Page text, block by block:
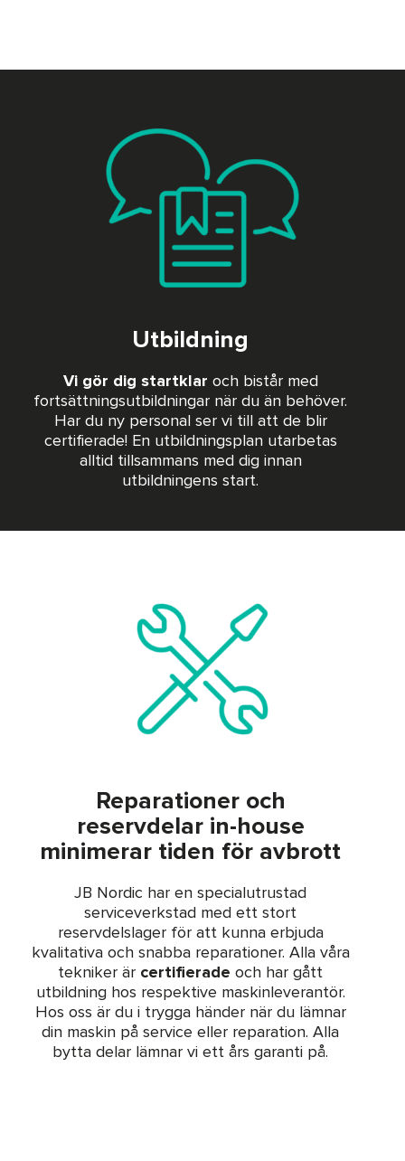
man lämnar in sin maskin till oss. Att få sin
maskin inlämnad, reparerad och returnerad tar
mellan två till sex veckor beroende på
omfattning av problematik.
Utbildning
Vi gör dig startklar och bistår med
fortsättningsutbildningar när du än behöver.
Har du ny personal ser vi till att de blir
certifierade! En utbildningsplan utarbetas
alltid tillsammans med dig innan
utbildningens start.
Reparationer och
reservdelar in-house
minimerar tiden för avbrott
JB Nordic har en specialutrustad
serviceverkstad med ett stort
reservdelslager för att kunna erbjuda
kvalitativa och snabba reparationer. Alla våra
tekniker är certifierade och har gått
utbildning hos respektive maskinleverantör.
Hos oss är du i trygga händer när du lämnar
din maskin på service eller reparation. Alla
bytta delar lämnar vi ett års garanti på.